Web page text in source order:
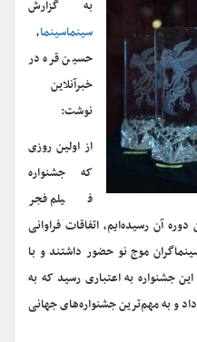
به گزارش
سینماسینما،
حسین قره در
خبرآنلاین
نوشت:
از اولین روزی
که جشنواره
فیلم فجر
آن رسیده‌ایم، اتفاقات فراوانی
موج نو حضور داشتند و با
جشنواره به اعتباری رسید که به
داد و به مهم‌ترین جشنواره‌های جهانی